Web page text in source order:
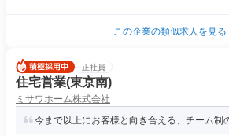
この企業の類似求人を見る
正社員
住宅営業(東京南)
ミサワホーム株式会社
今まで以上にお客様と向き合える、チーム制